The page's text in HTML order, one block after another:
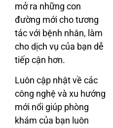
mở ra những con
đường mới cho tương
tác với bệnh nhân, làm
cho dịch vụ của bạn dễ
tiếp cận hơn.
Luôn cập nhật về các
công nghệ và xu hướng
mới nổi giúp phòng
khám của bạn luôn